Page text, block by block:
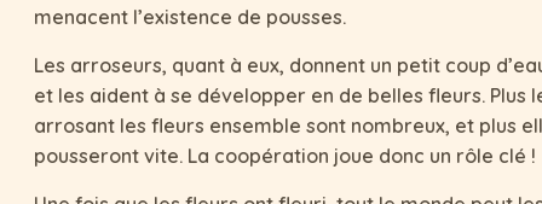
menacent l’existence de pousses.
Les arroseurs, quant à eux, donnent un petit coup
et les aident à se développer en de belles fleurs. Plus
arrosant les fleurs ensemble sont nombreux, et plus
pousseront vite. La coopération joue donc un rôle clé !